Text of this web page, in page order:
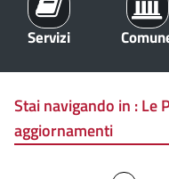
Servizi
Stai navigando in :Le
aggiornamenti